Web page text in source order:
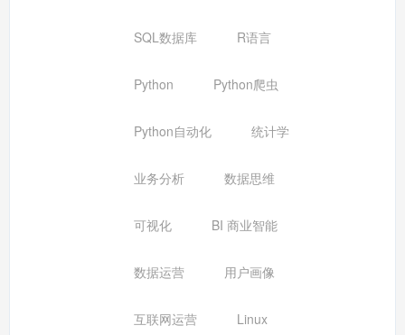
SQL数据库 R语言
Python Python爬虫
Python自动化 统计学
业务分析 数据思维
可视化 BI 商业智能
数据运营 用户画像
互联网运营 Linux